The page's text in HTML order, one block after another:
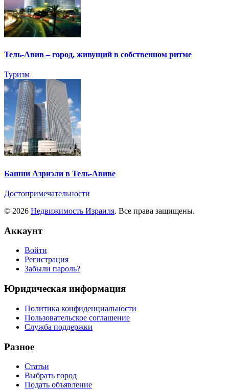
Тель-Авив – город, живущий в собственном ритме
Туризм
Башни Азриэли в Тель-Авиве
Достопримечательности
© 2026 Недвижимость Израиля. Все права защищены.
Аккаунт
Войти
Регистрация
Забыли пароль?
Юридическая информация
Политика конфиденциальности
Пользовательское соглашение
Служба поддержки
Разное
Статьи
Выбрать город
Подать объявление